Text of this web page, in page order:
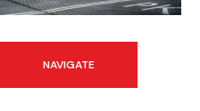
NAVIGATE